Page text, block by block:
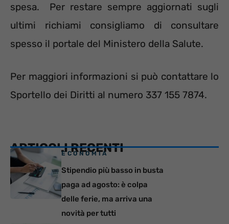
spesa. Per restare sempre aggiornati sugli
ultimi richiami consigliamo di consultare
spesso il portale del Ministero della Salute.
Per maggiori informazioni si può contattare lo
Sportello dei Diritti al numero 337 155 7874.
ARTICOLI RECENTI
ECONOMIA
Stipendio più basso in busta
paga ad agosto: è colpa
delle ferie, ma arriva una
novità per tutti